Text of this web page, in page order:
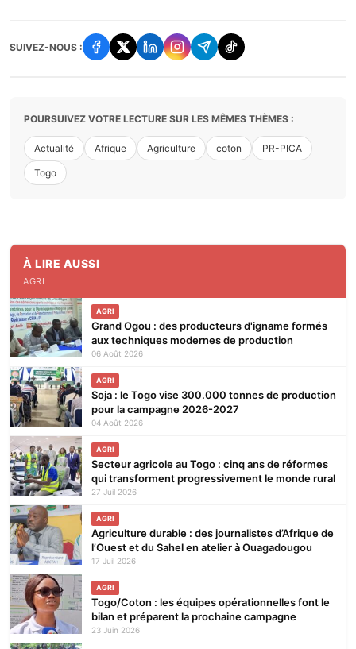
SUIVEZ-NOUS :
POURSUIVEZ VOTRE LECTURE SUR LES MÊMES THÈMES :
Actualité Afrique Agriculture coton PR-PICA
Togo
À LIRE AUSSI
AGRI
AGRI
Grand Ogou : des producteurs d'igname formés
aux techniques modernes de production
06 Août 2026
AGRI
Soja : le Togo vise 300.000 tonnes de production
pour la campagne 2026-2027
04 Août 2026
AGRI
Secteur agricole au Togo : cinq ans de réformes
qui transforment progressivement le monde rural
27 Juil 2026
AGRI
Agriculture durable : des journalistes d’Afrique de
l’Ouest et du Sahel en atelier à Ouagadougou
17 Juil 2026
AGRI
Togo/Coton : les équipes opérationnelles font le
bilan et préparent la prochaine campagne
23 Juin 2026